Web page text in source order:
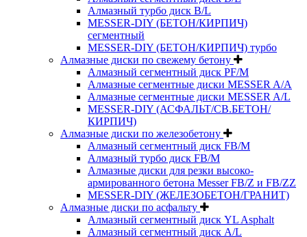
Алмазный турбо диск B/L
MESSER-DIY (БЕТОН/КИРПИЧ)
сегментный
MESSER-DIY (БЕТОН/КИРПИЧ) турбо
Алмазные диски по свежему бетону
Алмазный сегментный диск PF/M
Алмазные сегментные диски MESSER A/A
Алмазные сегментные диски MESSER A/L
MESSER-DIY (АСФАЛЬТ/СВ.БЕТОН/
КИРПИЧ)
Алмазные диски по железобетону
Алмазный сегментный диск FB/M
Алмазный турбо диск FB/M
Алмазные диски для резки высоко-
армированного бетона Messer FB/Z и FB/ZZ
MESSER-DIY (ЖЕЛЕЗОБЕТОН/ГРАНИТ)
Алмазные диски по асфальту
Алмазный сегментный диск YL Asphalt
Алмазный сегментный диск A/L